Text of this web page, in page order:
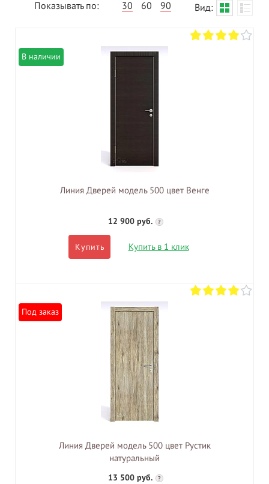
Показывать по:
30 60 90 Вид:
В наличии
Линия Дверей модель 500 цвет Венге
12 900 руб. ?
Купить Купить в 1 клик
Под заказ
Линия Дверей модель 500 цвет Рустик
натуральный
13 500 руб. ?